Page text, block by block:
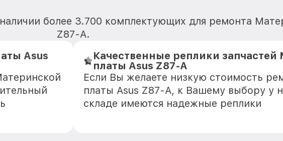
более 3.700 комплектующих для ремонта
Z87-A.
Asus
Качественные реплики
платы Asus Z87-A
Если Вы желаете низкую стоимость
платы Asus Z87-A, к Вашему выбору у
складе имеются надежные реплики